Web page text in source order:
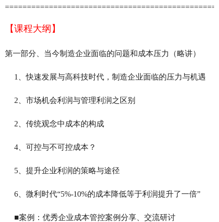
【课程大纲】
第一部分、 当今制造企业面临的问题和成本压力 （略讲）
1、快速发展与高科技时代，制造企业面临的压力与机遇
2、市场机会利润与管理利润之区别
2、传统观念中成本的构成
4、可控与不可控成本？
5、提升企业利润的策略与途径
6、微利时代“5%-10%的成本降低等于利润提升了一倍”
■案例：优秀企业成本管控案例分享、交流研讨